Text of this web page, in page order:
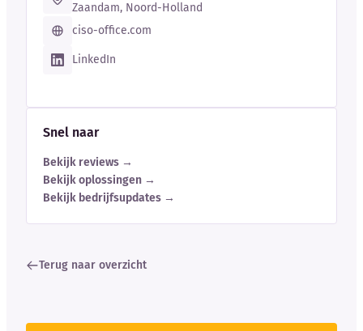
Zaandam, Noord-Holland
ciso-office.com
LinkedIn
Snel naar
Bekijk reviews →
Bekijk oplossingen →
Bekijk bedrijfsupdates →
Terug naar overzicht